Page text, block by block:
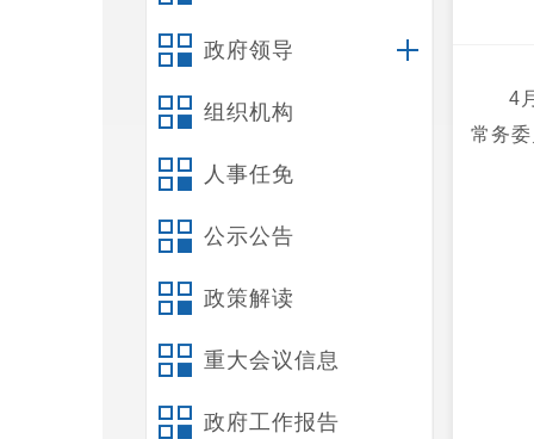
政府领导
组织机构
人事任免
公示公告
政策解读
重大会议信息
政府工作报告
4
常务